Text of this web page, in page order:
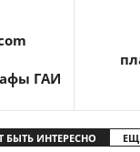
ГАИ
БЫТЬ ИНТЕРЕСНО